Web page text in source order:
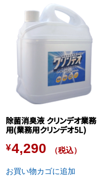
除菌消臭液 クリンデオ業務
用(業務用クリンデオ5L)
¥4,290 （税込）
お買い物カゴに追加